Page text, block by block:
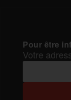
Pour être
Votre